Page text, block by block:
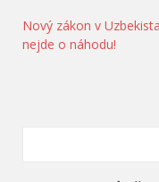
Navigace
pro
Nový zákon v
nejde o náhodu!